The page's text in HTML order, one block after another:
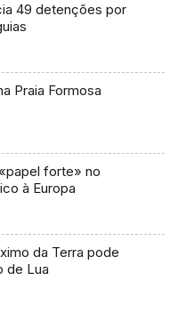
49 detenções por
Praia Formosa
forte» no
à Europa
da Terra pode
de Lua